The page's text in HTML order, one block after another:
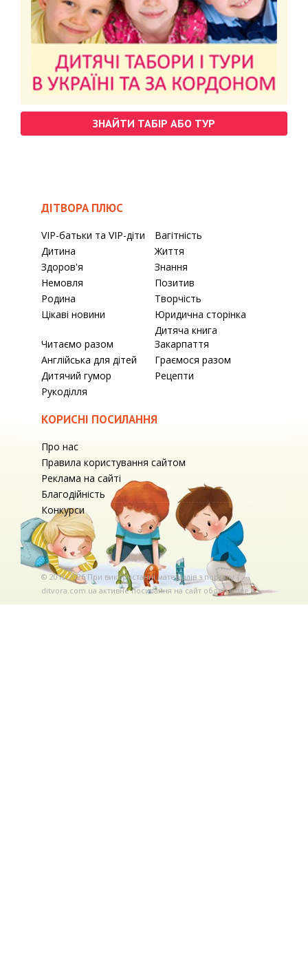
ЗНАЙТИ ТАБІР АБО ТУР
ДІТВОРА ПЛЮС
VIP-батьки та VIP-діти
Вагітність
Дитина
Життя
Здоров'я
Знання
Немовля
Позитив
Родина
Творчість
Цікаві новини
Юридична сторінка
Читаємо разом
Дитяча книга
Закарпаття
Англійська для дітей
Граємося разом
Дитячий гумор
Рецепти
Рукоділля
КОРИСНІ ПОСИЛАННЯ
Про нас
Правила користування сайтом
Реклама на сайті
Благодійність
Конкурси
© 2010-2026 При використаннi матерiалiв з порталу
ditvora.com.ua активне посилання на сайт обов'язкове. .